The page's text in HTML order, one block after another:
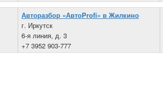
Авторазбор «АвтоProfi» в Жилкино
г. Иркутск
6-я линия, д. 3
+7 3952 903-777